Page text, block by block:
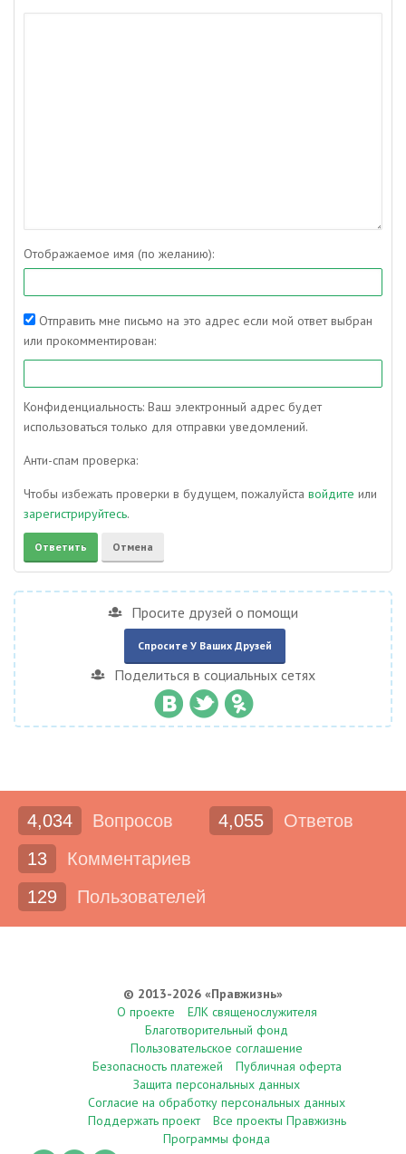
Отображаемое имя (по желанию):
Отправить мне письмо на это адрес если мой ответ выбран
или прокомментирован:
Конфиденциальность: Ваш электронный адрес будет
использоваться только для отправки уведомлений.
Анти-спам проверка:
Чтобы избежать проверки в будущем, пожалуйста войдите или
зарегистрируйтесь.
Просите друзей о помощи
Спросите У Ваших Друзей
Поделиться в социальных сетях
4,034 Вопросов 4,055
Ответов
13
Комментариев
129
Пользователей
© 2013-2026 «Правжизнь»
О проекте
ЕЛК священослужителя
Благотворительный фонд
Пользовательское соглашение
Безопасность платежей
Публичная оферта
Защита персональных данных
Согласие на обработку персональных данных
Поддержать проект
Все проекты Правжизнь
Программы фонда